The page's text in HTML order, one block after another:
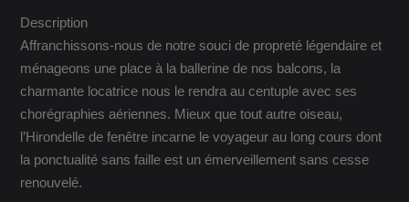
Description
Affranchissons-nous de notre souci de propreté légendaire et
ménageons une place à la ballerine de nos balcons, la
charmante locatrice nous le rendra au centuple avec ses
chorégraphies aériennes. Mieux que tout autre oiseau,
l’Hirondelle de fenêtre incarne le voyageur au long cours dont
la ponctualité sans faille est un émerveillement sans cesse
renouvelé.